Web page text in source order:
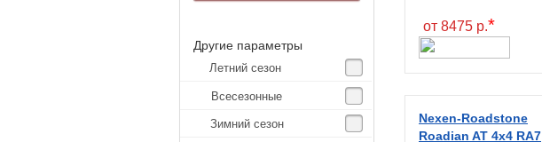
Altura
Amberstone
Amtel
Anjie
Другие параметры
Летний сезон
Всесезонные
Зимний сезон
от 8475 р.*
Nexen-Roadstone
Roadian AT 4x4 RA7